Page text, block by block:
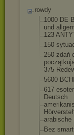
rowdy
1000 DE
und
123
150
250 zdań
375
5600
617
Deutsch
arabische
Bez